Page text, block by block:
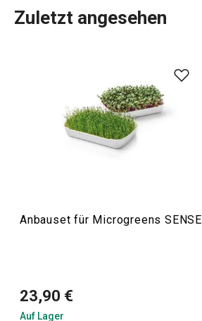
Haushalt
Haushaltsgeräte
Zuletzt angesehen
Anbauset für Microgreens SENSE
23,90 €
Auf Lager